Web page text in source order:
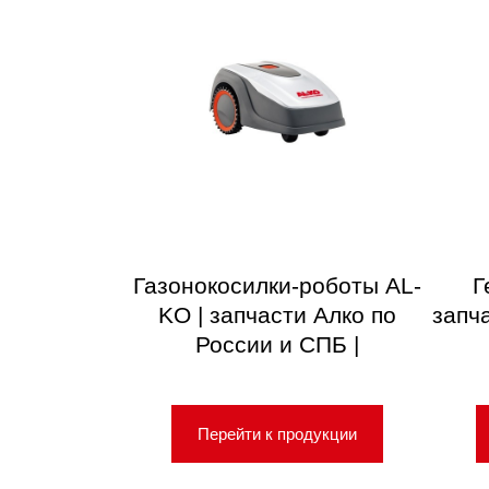
Газонокосилки-роботы AL-
KO | запчасти Алко по
России и СПБ |
Перейти к продукции